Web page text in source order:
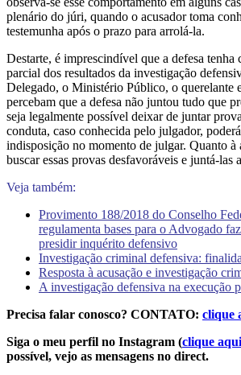
plenário do júri, quando o acusador toma
testemunha após o prazo para arrolá-la.
Destarte, é imprescindível que a defesa tenha
parcial dos resultados da investigação
Delegado, o Ministério Público, o querelante
percebam que a defesa não juntou tudo que
seja legalmente possível deixar de juntar
conduta, caso conhecida pelo julgador,
indisposição no momento de julgar. Quanto à
buscar essas provas desfavoráveis e juntá-las
Veja também:
Provimento 188/2018 do Conselho
regulamenta bases para o Advogado
presidir inquérito defensivo
Investigação criminal defensiva:
Resposta à acusação e investigação
A investigação defensiva na execução
Precisa falar conosco? CONTATO: clique
Siga o meu perfil no Instagram (clique aqui
possível, vejo as mensagens no direct.